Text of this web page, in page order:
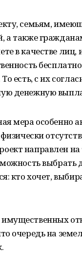
семьям,
а также
в качестве
есть, с их
денежную
мера особенно
направлен
кто хочет,
очередь на